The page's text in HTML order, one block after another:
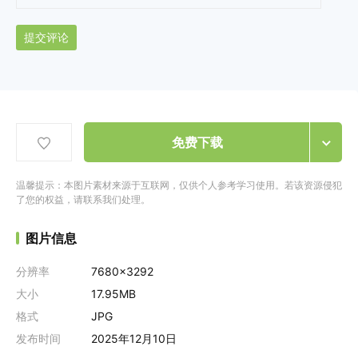
提交评论
免费下载
温馨提示：本图片素材来源于互联网，仅供个人参考学习使用。若该资源侵犯
了您的权益，请联系我们处理。
图片信息
分辨率
7680x3292
大小
17.95MB
格式
JPG
发布时间
2025年12月10日